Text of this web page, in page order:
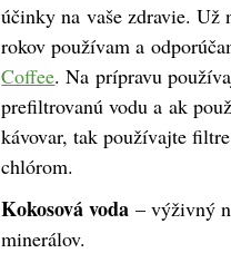
účinky na vaše zdravie. Už
rokov používam a
Coffee. Na prípravu
prefiltrovanú vodu a ak
kávovar, tak používajte
chlórom.
Kokosová voda – výživný
minerálov.